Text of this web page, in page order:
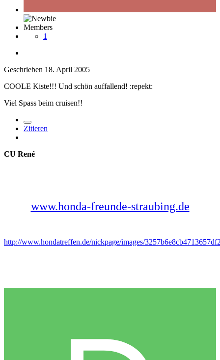
Members
1
Geschrieben 18. April 2005
COOLE Kiste!!! Und schön auffallend! :repekt:
Viel Spass beim cruisen!!
Zitieren
CU René
www.honda-freunde-straubing.de
http://www.hondatreffen.de/nickpage/images/